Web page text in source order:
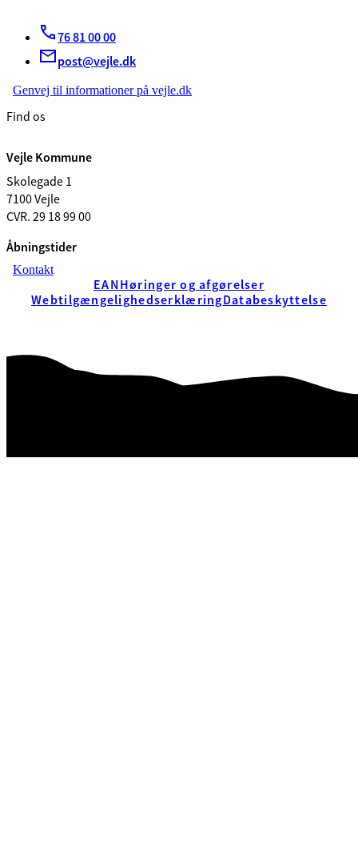
76 81 00 00
post@vejle.dk
Genvej til informationer på vejle.dk
Find os
Vejle Kommune
Skolegade 1
7100 Vejle
CVR. 29 18 99 00
Åbningstider
Kontakt
EANHøringer og afgørelser
WebtilgængelighedserklæringDatabeskyttelse